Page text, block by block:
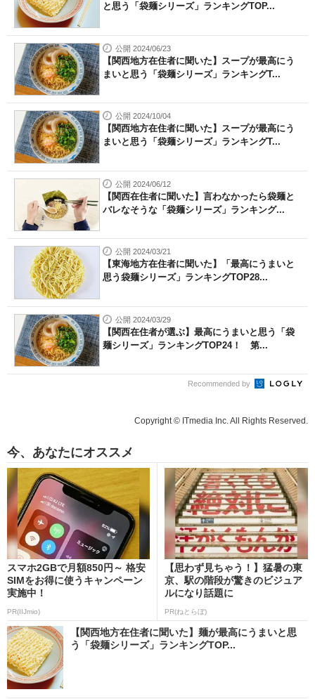
と思う「袋麺シリーズ」ランキングTOP...
公開 2024/06/23
【関西地方在住者に聞いた】スープが最高にう
まいと思う「袋麺シリーズ」ランキングT...
公開 2024/10/04
【関西地方在住者に聞いた】スープが最高にう
まいと思う「袋麺シリーズ」ランキングT...
公開 2024/06/12
【関西在住者に聞いた】言わなかったら袋麺と
バレなそうな「袋麺シリーズ」ランキング...
公開 2024/03/21
【東海地方在住者に聞いた】「最高にうまいと
思う袋麺シリーズ」ランキングTOP28...
公開 2024/03/29
【関西在住者が選ぶ】最高にうまいと思う「袋
麺シリーズ」ランキングTOP24！ 第...
Recommended by
Copyright © ITmedia Inc. All Rights Reserved.
今、あなたにオススメ
スマホ2GBで月額850円～ 格安
SIMをお得に使うキャンペーン
実施中！
PR(IIJmio)
【思わず見ちゃう！】猛暑の東
京、駅の階段が驚きのビジュア
ルになり話題に
PR(ねとらぼ)
【関西地方在住者に聞いた】麺が最高にうまいと思
う「袋麺シリーズ」ランキングTOP...